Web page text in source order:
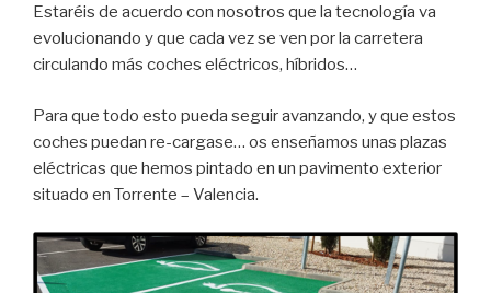
Estaréis de acuerdo con nosotros que la tecnología va
evolucionando y que cada vez se ven por la carretera
circulando más coches eléctricos, híbridos…
Para que todo esto pueda seguir avanzando, y que estos
coches puedan re-cargase… os enseñamos unas plazas
eléctricas que hemos pintado en un pavimento exterior
situado en Torrente – Valencia.